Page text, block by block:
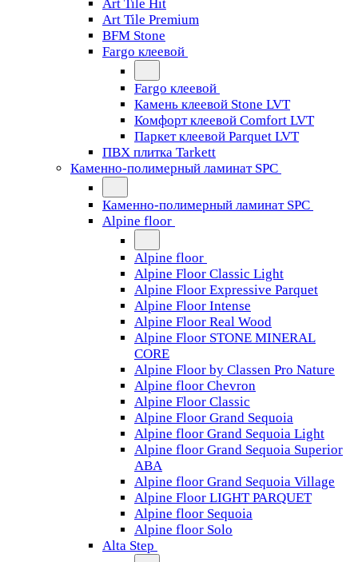
Art Tile Hit
Art Tile Premium
BFM Stone
Fargo клеевой
Fargo клеевой
Камень клеевой Stone LVT
Комфорт клеевой Comfort LVT
Паркет клеевой Parquet LVT
ПВХ плитка Tarkett
Каменно-полимерный ламинат SPC
Каменно-полимерный ламинат SPC
Alpine floor
Alpine floor
Alpine Floor Classic Light
Alpine Floor Expressive Parquet
Alpine Floor Intense
Alpine Floor Real Wood
Alpine Floor STONE MINERAL
CORE
Alpine Floor by Classen Pro Nature
Alpine floor Chevron
Alpine Floor Classic
Alpine Floor Grand Sequoia
Alpine floor Grand Sequoia Light
Alpine floor Grand Sequoia Superior
ABA
Alpine floor Grand Sequoia Village
Alpine Floor LIGHT PARQUET
Alpine floor Sequoia
Alpine floor Solo
Alta Step